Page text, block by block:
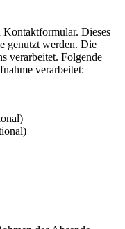
Kontaktformular. Dieses
genutzt werden. Die
verarbeitet. Folgende
verarbeitet: